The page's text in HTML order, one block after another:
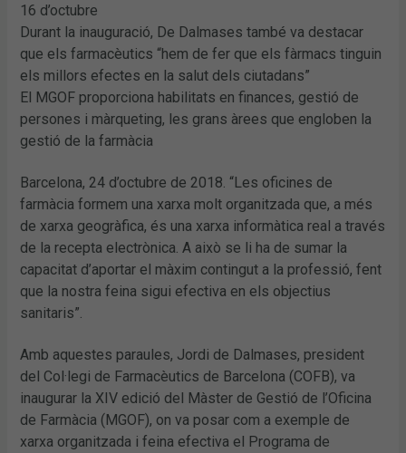
16 d’octubre
Durant la inauguració, De Dalmases també va destacar
que els farmacèutics “hem de fer que els fàrmacs tinguin
els millors efectes en la salut dels ciutadans”
El MGOF proporciona habilitats en finances, gestió de
persones i màrqueting, les grans àrees que engloben la
gestió de la farmàcia
Barcelona, 24 d’octubre de 2018. “Les oficines de
farmàcia formem una xarxa molt organitzada que, a més
de xarxa geogràfica, és una xarxa informàtica real a través
de la recepta electrònica. A això se li ha de sumar la
capacitat d’aportar el màxim contingut a la professió, fent
que la nostra feina sigui efectiva en els objectius
sanitaris”.
Amb aquestes paraules, Jordi de Dalmases, president
del Col·legi de Farmacèutics de Barcelona (COFB), va
inaugurar la XIV edició del Màster de Gestió de l’Oficina
de Farmàcia (MGOF), on va posar com a exemple de
xarxa organitzada i feina efectiva el Programa de